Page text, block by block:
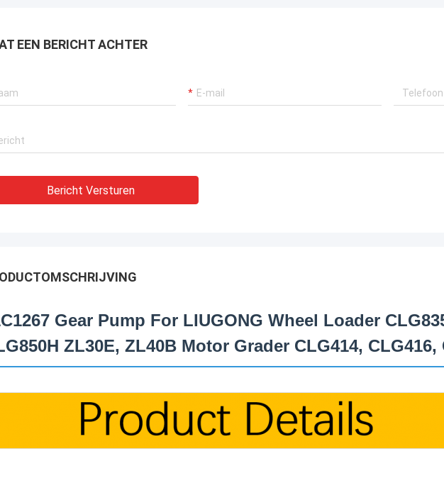
EEN BERICHT ACHTER
Bericht Versturen
Gear Pump For LIUGONG Wheel Loader
ZL30E, ZL40B Motor Grader CLG414, CLG416,